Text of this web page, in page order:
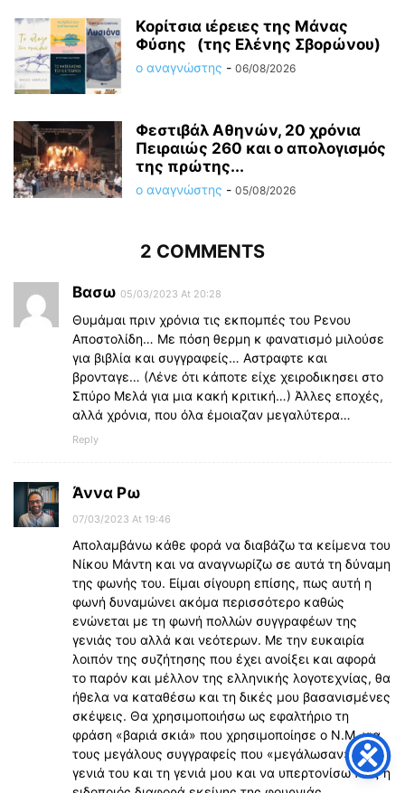
Κορίτσια ιέρειες της Μάνας
Φύσης (της Ελένης Σβορώνου)
ο αναγνώστης - 06/08/2026
Φεστιβάλ Αθηνών, 20 χρόνια
Πειραιώς 260 και ο απολογισμός
της πρώτης...
ο αναγνώστης - 05/08/2026
2 COMMENTS
Βασω 05/03/2023 At 20:28
Θυμάμαι πριν χρόνια τις εκπομπές του Ρενου
Αποστολίδη… Με πόση θερμη κ φανατισμό μιλούσε
για βιβλία και συγγραφείς… Αστραφτε και
βρονταγε… (Λένε ότι κάποτε είχε χειροδικησει στο
Σπύρο Μελά για μια κακή κριτική…) Άλλες εποχές,
αλλά χρόνια, που όλα έμοιαζαν μεγαλύτερα…
Reply
Άννα Ρω
07/03/2023 At 19:46
Απολαμβάνω κάθε φορά να διαβάζω τα κείμενα του
Νίκου Μάντη και να αναγνωρίζω σε αυτά τη δύναμη
της φωνής του. Είμαι σίγουρη επίσης, πως αυτή η
φωνή δυναμώνει ακόμα περισσότερο καθώς
ενώνεται με τη φωνή πολλών συγγραφέων της
γενιάς του αλλά και νεότερων. Με την ευκαιρία
λοιπόν της συζήτησης που έχει ανοίξει και αφορά
το παρόν και μέλλον της ελληνικής λογοτεχνίας, θα
ήθελα να καταθέσω και τη δικές μου βασανισμένες
σκέψεις. Θα χρησιμοποιήσω ως εφαλτήριο τη
φράση «βαριά σκιά» που χρησιμοποίησε ο Ν.Μ. για
τους μεγάλους συγγραφείς που «μεγάλωσαν» τη
γενιά του και τη γενιά μου και να υπερτονίσω πως η